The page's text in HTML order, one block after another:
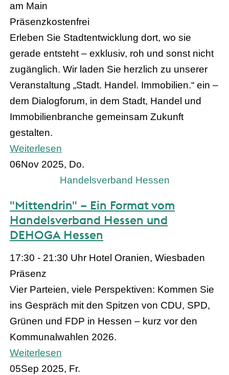
am Main
Präsenzkostenfrei
Erleben Sie Stadtentwicklung dort, wo sie
gerade entsteht – exklusiv, roh und sonst nicht
zugänglich. Wir laden Sie herzlich zu unserer
Veranstaltung „Stadt. Handel. Immobilien.“ ein –
dem Dialogforum, in dem Stadt, Handel und
Immobilienbranche gemeinsam Zukunft
gestalten.
Weiterlesen
06Nov 2025, Do.
Handelsverband Hessen
"Mittendrin" – Ein Format vom
Handelsverband Hessen und
DEHOGA Hessen
17:30 - 21:30 Uhr Hotel Oranien, Wiesbaden
Präsenz
Vier Parteien, viele Perspektiven: Kommen Sie
ins Gespräch mit den Spitzen von CDU, SPD,
Grünen und FDP in Hessen – kurz vor den
Kommunalwahlen 2026.
Weiterlesen
05Sep 2025, Fr.